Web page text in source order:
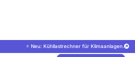
⭐ Neu: Kühllastrechner für Klimaanlagen.